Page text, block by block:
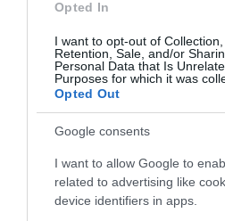
Opted In
I want to opt-out of Collection,
Retention, Sale, and/or
Personal Data that Is
Purposes for which it was
Opted Out
Google consents
I want to allow Google to
related to advertising like
device identifiers in apps.
Παράταση δηλώσεων
για μειωμένο ΕΝΦΙΑ- Τι